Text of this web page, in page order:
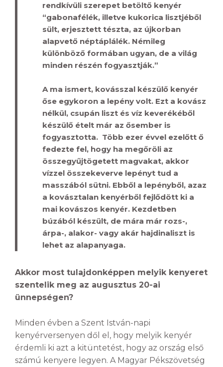
rendkívüli szerepet betöltő kenyér
“gabonafélék, illetve kukorica lisztjéből
sült, erjesztett tészta, az újkorban
alapvető néptáplálék. Némileg
különböző formában ugyan, de a világ
minden részén fogyasztják.”
A ma ismert, kovásszal készülő kenyér
őse egykoron a lepény volt. Ezt a kovász
nélkül, csupán liszt és víz keverékéből
készülő ételt már az ősember is
fogyasztotta. Több ezer évvel ezelőtt ő
fedezte fel, hogy ha megőröli az
összegyűjtögetett magvakat, akkor
vízzel összekeverve lepényt tud a
masszából sütni. Ebből a lepényből, azaz
a kovásztalan kenyérből fejlődött ki a
mai kovászos kenyér. Kezdetben
búzából készült, de mára már rozs-,
árpa-, alakor- vagy akár hajdinaliszt is
lehet az alapanyaga.
Akkor most tulajdonképpen melyik kenyeret
szentelik meg az augusztus 20-ai
ünnepségen?
Minden évben a Szent István-napi
kenyérversenyen dől el, hogy melyik kenyér
érdemli ki azt a kitüntetést, hogy az ország első
számú kenyere legyen. A Magyar Pékszövetség